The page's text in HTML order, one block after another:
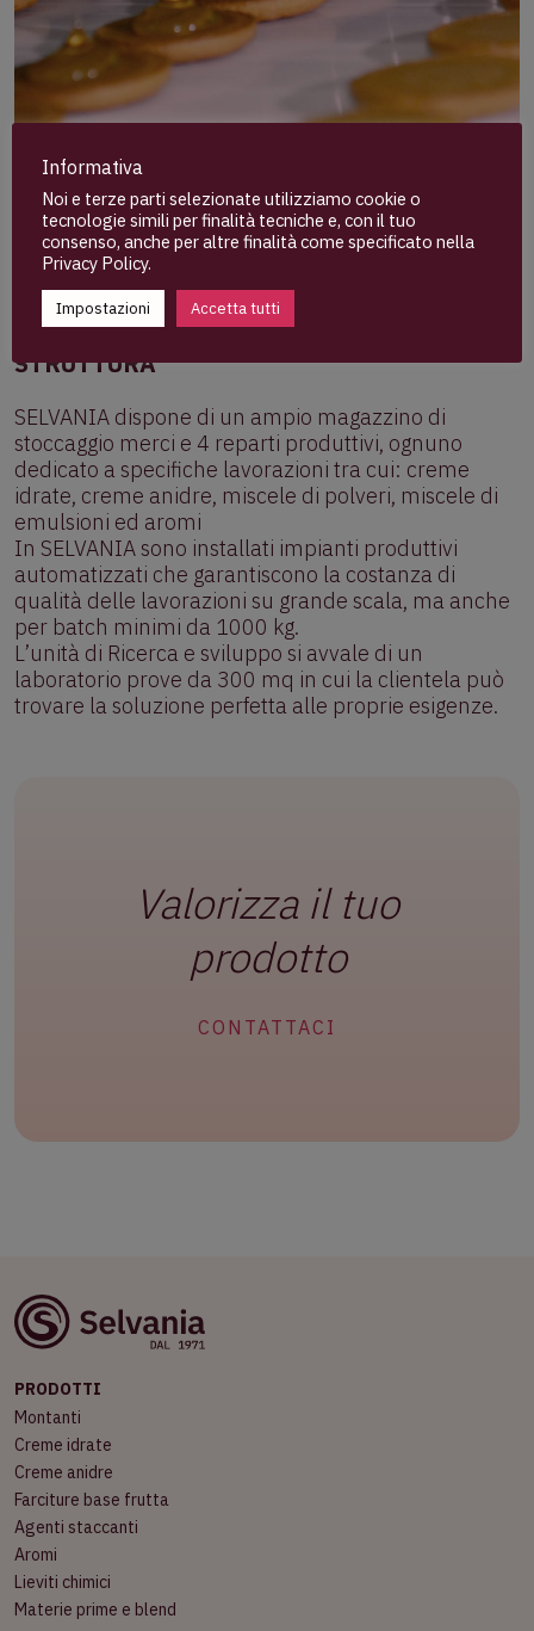
STRUTTURA
SELVANIA dispone di un ampio magazzino di
stoccaggio merci e 4 reparti produttivi, ognuno
dedicato a specifiche lavorazioni tra cui: creme
idrate, creme anidre, miscele di polveri, miscele di
emulsioni ed aromi
In SELVANIA sono installati impianti produttivi
automatizzati che garantiscono la costanza di
qualità delle lavorazioni su grande scala, ma anche
per batch minimi da 1000 kg.
L’unità di Ricerca e sviluppo si avvale di un
laboratorio prove da 300 mq in cui la clientela può
trovare la soluzione perfetta alle proprie esigenze.
Valorizza il tuo
prodotto
CONTATTACI
PRODOTTI
Montanti
Creme idrate
Creme anidre
Farciture base frutta
Agenti staccanti
Aromi
Lieviti chimici
Materie prime e blend
Informativa
Noi e terze parti selezionate utilizziamo cookie o
tecnologie simili per finalità tecniche e, con il tuo
consenso, anche per altre finalità come specificato nella
Privacy Policy.
Impostazioni Accetta tutti